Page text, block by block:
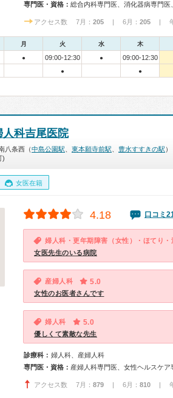
専門医・資格： 総合内科専門医、消化器病専門
アクセス数 7月： 205 | 6月： 205 | 年
月 火 水 木
● 09:00-12:30 ● 09:00-12:30
● ●
人科吉尾医院
八条西（中島公園駅 東本願寺前駅 豊水すすきの駅 ）
)
女医在籍
4.18 口コミ
婦人科・更年期障害（女性）・ほてり
女医先生のいる病院
産婦人科 5.0
女性のお医者さんです
婦人科 5.0
優しくて素敵な先生
診療科： 婦人科、産婦人科
専門医・資格： 産婦人科専門医、女性ヘルスケ
アクセス数 7月： 879 | 6月： 810 | 年